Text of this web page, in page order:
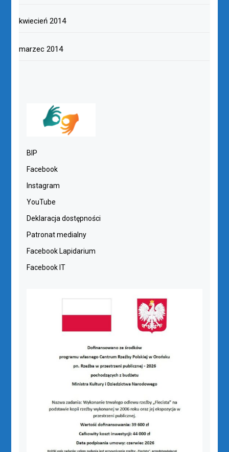
kwiecień 2014
marzec 2014
BIP
Facebook
Instagram
YouTube
Deklaracja dostępności
Patronat medialny
Facebook Lapidarium
Facebook IT